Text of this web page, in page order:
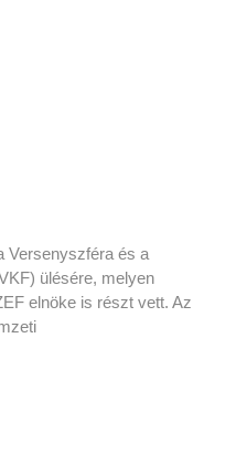
Versenyszféra és a
ülésére, melyen
elnöke is részt vett. Az